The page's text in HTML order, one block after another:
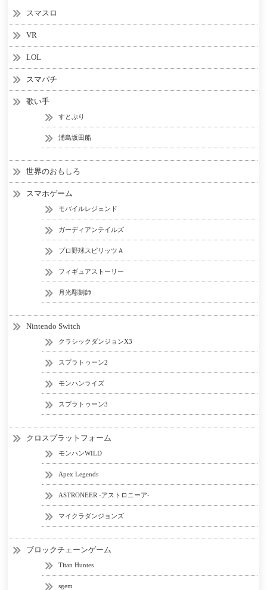
スマスロ
VR
LOL
スマパチ
歌い手
すとぷり
浦島坂田船
世界のおもしろ
スマホゲーム
モバイルレジェンド
ガーディアンテイルズ
プロ野球スピリッツＡ
フィギュアストーリー
月光彫刻師
Nintendo Switch
クラシックダンジョンX3
スプラトゥーン2
モンハンライズ
スプラトゥーン3
クロスプラットフォーム
モンハンWILD
Apex Legends
ASTRONEER -アストロニーア-
マイクラダンジョンズ
ブロックチェーンゲーム
Titan Huntes
sgem